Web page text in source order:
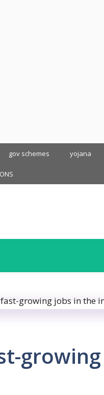
gov schemes yojana